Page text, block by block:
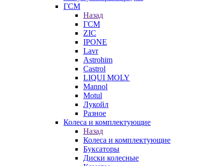
ГСМ
Назад
ГСМ
ZIC
IPONE
Lavr
Astrohim
Castrol
LIQUI MOLY
Mannol
Motul
Лукойл
Разное
Колеса и комплектующие
Назад
Колеса и комплектующие
Буксаторы
Диски колесные